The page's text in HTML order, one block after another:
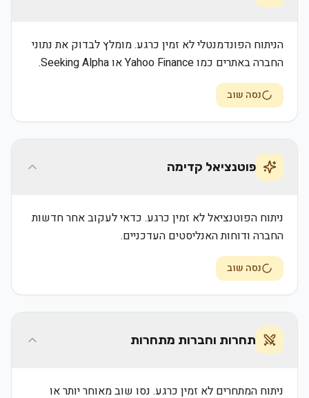
הניתוח הפונדמנטלי לא זמין כרגע. מומלץ לבדוק את נתוני
החברה באתרים כמו Yahoo Finance או Seeking Alpha.
נסה שוב
פוטנציאל קדימה
ניתוח הפוטנציאל לא זמין כרגע. כדאי לעקוב אחר חדשות
החברה ודוחות האנליסטים העדכניים.
נסה שוב
תחרות וחברות מתחרות
ניתוח המתחרים לא זמין כרגע. נסו שוב מאוחר יותר או